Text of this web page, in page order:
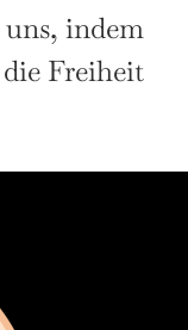
indem
Freiheit